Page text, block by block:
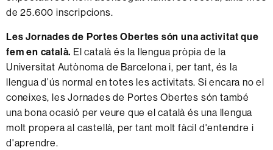
de 25.600 inscripcions.
Les Jornades de Portes Obertes són una activitat que
fem en català. El català és la llengua pròpia de la
Universitat Autònoma de Barcelona i, per tant, és la
llengua d’ús normal en totes les activitats. Si encara no el
coneixes, les Jornades de Portes Obertes són també
una bona ocasió per veure que el català és una llengua
molt propera al castellà, per tant molt fàcil d'entendre i
d'aprendre.